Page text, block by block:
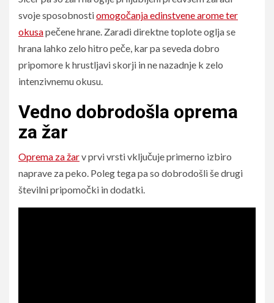
svoje sposobnostiomogočanja edinstvene arome ter
okusapečene hrane. Zaradi direktne toplote oglja se
hrana lahko zelo hitro peče, kar pa seveda dobro
pripomore k hrustljavi skorji in ne nazadnje k zelo
intenzivnemu okusu.
Vedno dobrodošla oprema
za žar
Oprema za žarv prvi vrsti vključuje primerno izbiro
naprave za peko. Poleg tega pa so dobrodošli še drugi
številni pripomočki in dodatki.